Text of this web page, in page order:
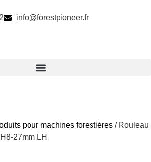
info@forestpioneer.fr
pour machines forestières / Rouleau
27mm LH